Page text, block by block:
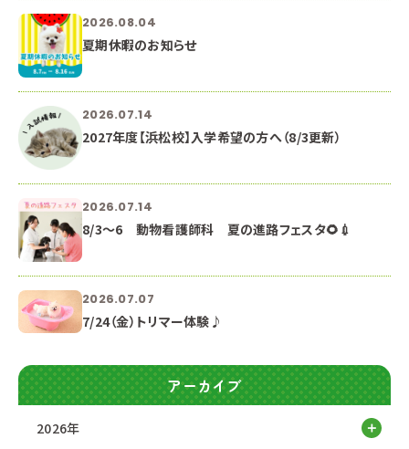
2026.08.04
夏期休暇のお知らせ
2026.07.14
2027年度【浜松校】入学希望の方へ（8/3更新）
2026.07.14
8/3～6 動物看護師科 夏の進路フェスタ🌻💉
2026.07.07
7/24（金）トリマー体験♪
アーカイブ
2026年